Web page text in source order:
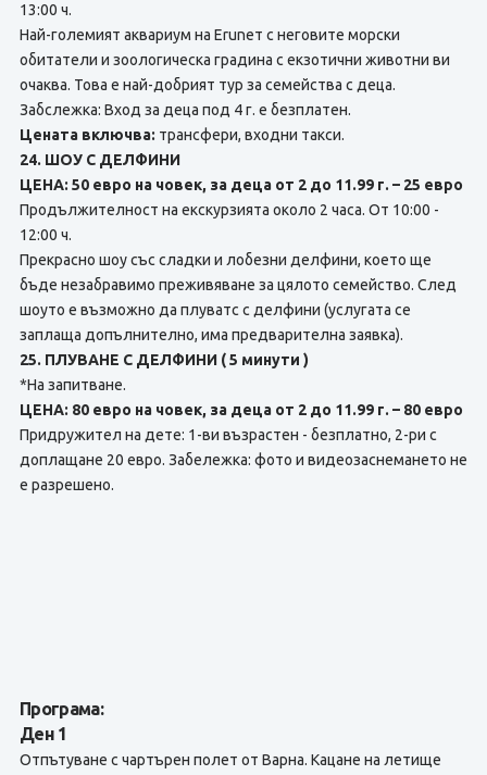
13:00 ч.
Най-големият аквариум на Eruneт с неговите морски
обитатели и зоологическа градина с екзотични животни ви
очаква. Това е най-добрият тур за семейства с деца.
Забслежка: Вход за деца под 4 г. е безплатен.
Цената включва: трансфери, входни такси.
24. ШОУ С ДЕЛФИНИ
ЦЕНА: 50 евро на човек, за деца от 2 до 11.99 г. – 25 евро
Продължителност на екскурзията около 2 часа. От 10:00 -
12:00 ч.
Прекрасно шоу със сладки и лобезни делфини, което ще
бъде незабравимо преживяване за цялото семейство. След
шоуто е възможно да плуватс с делфини (услугата се
заплаща допълнително, има предварителна заявка).
25. ПЛУВАНЕ С ДЕЛФИНИ ( 5 минути )
*На запитване.
ЦЕНА: 80 евро на човек, за деца от 2 до 11.99 г. – 80 евро
Придружител на дете: 1-ви възрастен - безплатно, 2-ри с
доплащане 20 евро. Забележка: фото и видеозаснемането не
е разрешено.
Програма:
Ден 1
Отпътуване с чартърен полет от Варна. Кацане на летище